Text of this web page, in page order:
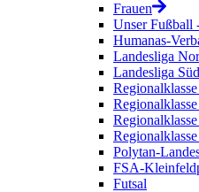
Frauen
Unser Fußball
Humanas-
Landesliga
Landesliga Süd
Regionalklasse
Polytan-
FSA-
Futsal